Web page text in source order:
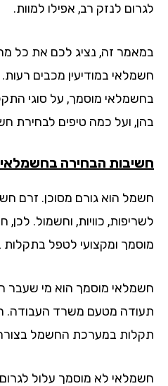
לנזק רב, אפילו למוות.
זה, נציג לכם את כל מה
במודיעין מכבים רעות.
מוסמך, על סוגי התקלות
ועל כמה טיפים לבחירת
הבחירה בחשמלאי
הוא גורם מסוכן. זרם חשמלי
כוויות, וחשמול. לכן,
ומקצועי לטפל בתקלות
מוסמך הוא מי שעבר
מטעם משרד העבודה. הוא
במערכת החשמל בצורה
לא מוסמך עלול לגרום